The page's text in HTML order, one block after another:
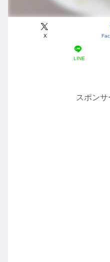
X
LINE
スポンサ